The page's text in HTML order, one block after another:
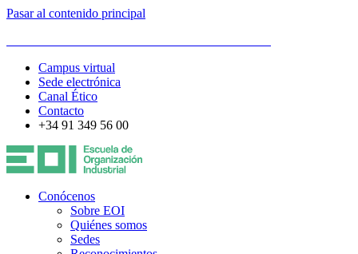
Pasar al contenido principal
Campus virtual
Sede electrónica
Canal Ético
Contacto
+34 91 349 56 00
Conócenos
Sobre EOI
Quiénes somos
Sedes